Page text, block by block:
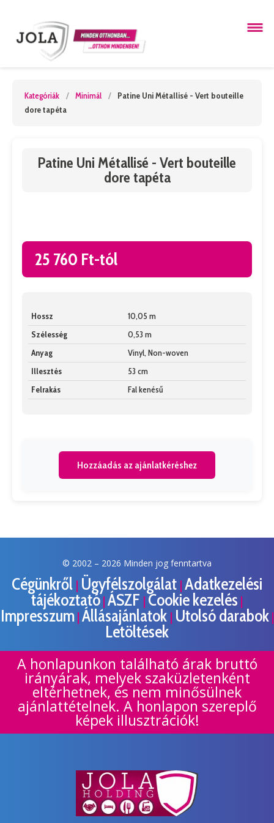
Kategóriák / Minimál /
Patine Uni Métallisé - Vert bouteille
dore tapéta
Patine Uni Métallisé - Vert bouteille
dore tapéta
25 760 Ft-tól
Hossz
10,05 m
Szélesség
0,53 m
Anyag
Vinyl, Non-woven
Illesztés
53 cm
Felrakás
Fal kenésű
Hozzáadás az ajánlatkéréshez
© 2002 – 2026 Minden jog fenntartva
Cégünkről | Ügyfélszolgálat | Adatkezelési
tájékoztató | ÁSZF | Cookie kezelés |
Impresszum| Állásajánlatok | Utolsó darabok|
Letöltések
A honlapunkon található árak bruttó
irányárak, melyek szaküzletenként
eltérhetnek, és nem minősülnek
ajánlattételnek. A honlapon szereplő
képek illusztrációk!